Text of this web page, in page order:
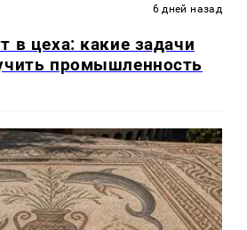
6 дней назад
в цеха: какие задачи
промышленность